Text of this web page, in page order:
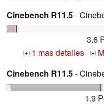
Cinebench R11.5-
3.6
+ 1 mas detalles +
Cinebench R11.5-
1.9